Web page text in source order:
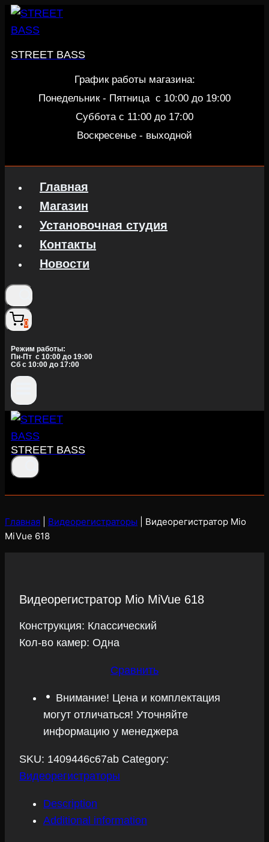
Перейти
STREET BASS
График работы магазина:
Понедельник - Пятница c 10:00 до 19:00
Суббота с 11:00 до 17:00
Воскресенье - выходной
Главная
Магазин
Установочная студия
Контакты
Новости
0
Режим работы:
Пн-Пт c 10:00 до 19:00
Сб с 10:00 до 17:00
STREET BASS
Главная Видеорегистраторы
Видеорегистратор Mio
MiVue 618
Видеорегистратор Mio MiVue 618
Конструкция: Классический
Кол-во камер: Одна
Сравнить
Внимание! Цена и комплектация
могут отличаться! Уточняйте
информацию у менеджера
SKU: 1409446c67ab Category:
Видеорегистраторы
Description
Additional information